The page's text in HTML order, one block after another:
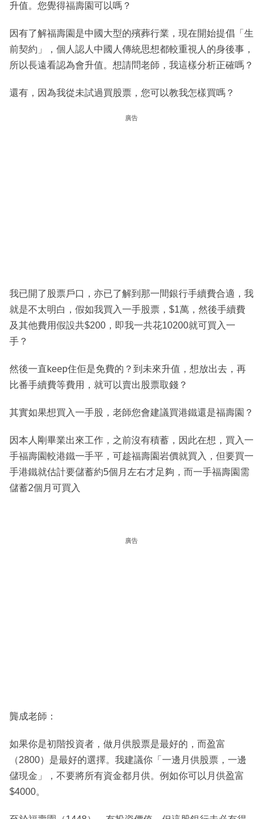
升值。您覺得福壽園可以嗎？
因有了解福壽園是中國大型的殯葬行業，現在開始提倡「生
前契約」，個人認人中國人傳統思想都較重視人的身後事，
所以長遠看認為會升值。想請問老師，我這樣分析正確嗎？
還有，因為我從未試過買股票，您可以教我怎樣買嗎？
廣告
我已開了股票戶口，亦已了解到那一間銀行手續費合適，我
就是不太明白，假如我買入一手股票，$1萬，然後手續費
及其他費用假設共$200，即我一共花10200就可買入一
手？
然後一直keep住佢是免費的？到未來升值，想放出去，再
比番手續費等費用，就可以賣出股票取錢？
其實如果想買入一手股，老師您會建議買港鐵還是福壽園？
因本人剛畢業出來工作，之前沒有積蓄，因此在想，買入一
手福壽園較港鐵一手平，可趁福壽園岩價就買入，但要買一
手港鐵就估計要儲蓄約5個月左右才足夠，而一手福壽園需
儲蓄2個月可買入
廣告
龔成老師：
如果你是初階投資者，做月供股票是最好的，而盈富
（2800）是最好的選擇。我建議你「一邊月供股票，一邊
儲現金」，不要將所有資金都月供。例如你可以月供盈富
$4000。